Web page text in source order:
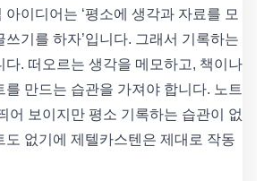
이디어는 ‘평소에 생각과 자료를 모
기를 하자’입니다. 그래서 기록하는
다. 떠오르는 생각을 메모하고, 책이나
를 만드는 습관을 가져야 합니다. 노트
어 보이지만 평소 기록하는 습관이 없
도 없기에 제텔카스텐은 제대로 작동